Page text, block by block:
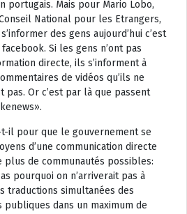
portugais. Mais pour Mario Lobo,
National pour les Etrangers,
des gens aujourd’hui c’est
Si les gens n’ont pas
directe, ils s’informent à
de vidéos qu’ils ne
pas. Or c’est par là que passent
il pour que le gouvernement se
d’une communication directe
plus de communautés possibles:
pourquoi on n’arriverait pas à
traductions simultanées des
publiques dans un maximum de